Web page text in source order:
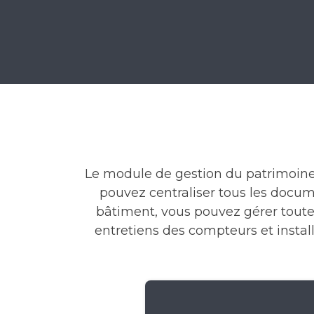
Le module de gestion du
pouvez centraliser tous les
bâtiment, vous pouvez gérer
entretiens des compteurs et